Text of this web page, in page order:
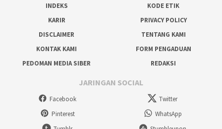
INDEKS
KODE ETIK
KARIR
PRIVACY POLICY
DISCLAIMER
TENTANG KAMI
KONTAK KAMI
FORM PENGADUAN
PEDOMAN MEDIA SIBER
REDAKSI
JARINGAN SOCIAL
Facebook
Twitter
Pinterest
WhatsApp